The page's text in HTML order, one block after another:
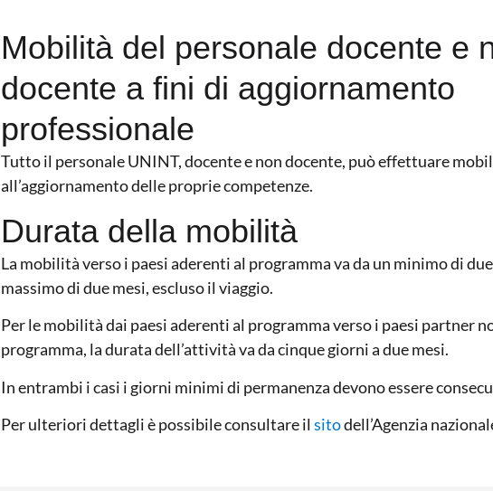
Mobilità del personale docente e
docente a fini di aggiornamento
professionale
Tutto il personale UNINT, docente e non docente, può effettuare
all’aggiornamento delle proprie competenze.
Durata della mobilità
La mobilità verso i paesi aderenti al programma va da un minimo di
massimo di due mesi, escluso il viaggio.
Per le mobilità dai paesi aderenti al programma verso i paesi partner
programma, la durata dell’attività va da cinque giorni a due mesi.
In entrambi i casi i giorni minimi di permanenza devono essere
Per ulteriori dettagli è possibile consultare il sitodell’Agenzia